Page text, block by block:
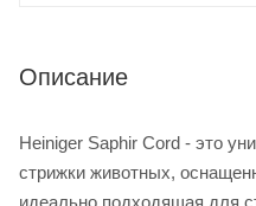
Описание
Heiniger Saphir Cord - это
стрижки животных,
идеально подходящая для